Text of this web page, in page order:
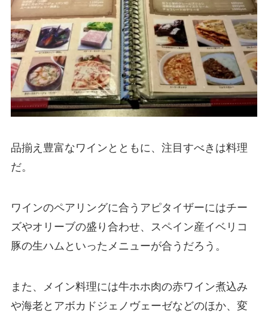
品揃え豊富なワインとともに、注目すべきは料理
だ。
ワインのペアリングに合うアピタイザーにはチー
ズやオリーブの盛り合わせ、スペイン産イベリコ
豚の生ハムといったメニューが合うだろう。
また、メイン料理には牛ホホ肉の赤ワイン煮込み
や海老とアボカドジェノヴェーゼなどのほか、変